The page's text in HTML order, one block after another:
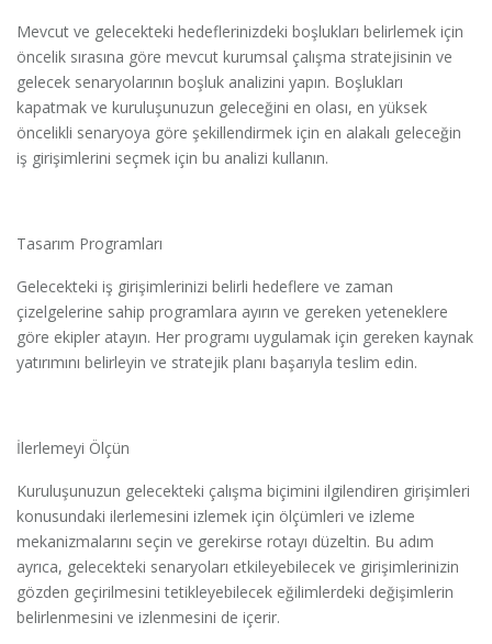
Mevcut ve gelecekteki hedeflerinizdeki boşlukları belirlemek için
öncelik sırasına göre mevcut kurumsal çalışma stratejisinin ve
gelecek senaryolarının boşluk analizini yapın. Boşlukları
kapatmak ve kuruluşunuzun geleceğini en olası, en yüksek
öncelikli senaryoya göre şekillendirmek için en alakalı geleceğin
iş girişimlerini seçmek için bu analizi kullanın.
Tasarım Programları
Gelecekteki iş girişimlerinizi belirli hedeflere ve zaman
çizelgelerine sahip programlara ayırın ve gereken yeteneklere
göre ekipler atayın. Her programı uygulamak için gereken kaynak
yatırımını belirleyin ve stratejik planı başarıyla teslim edin.
İlerlemeyi Ölçün
Kuruluşunuzun gelecekteki çalışma biçimini ilgilendiren girişimleri
konusundaki ilerlemesini izlemek için ölçümleri ve izleme
mekanizmalarını seçin ve gerekirse rotayı düzeltin. Bu adım
ayrıca, gelecekteki senaryoları etkileyebilecek ve girişimlerinizin
gözden geçirilmesini tetikleyebilecek eğilimlerdeki değişimlerin
belirlenmesini ve izlenmesini de içerir.